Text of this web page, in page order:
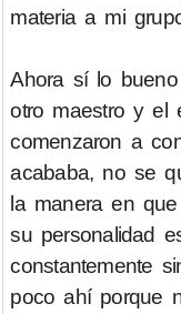
materia a mi
Ahora sí lo
otro maestro y el
comenzaron a
acababa, no se
la manera en
su personalidad
constantemente
poco ahí porque